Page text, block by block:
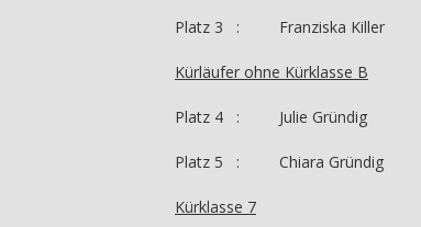
Platz 3 : Franziska Killer
Kürläufer ohne Kürklasse B
Platz 4 : Julie Gründig
Platz 5 : Chiara Gründig
Kürklasse 7